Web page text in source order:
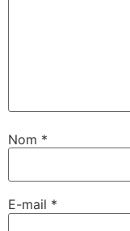
Nom *
E-mail *